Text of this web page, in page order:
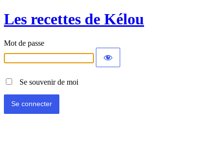
Les recettes de Kélou
Mot de passe
Se souvenir de moi